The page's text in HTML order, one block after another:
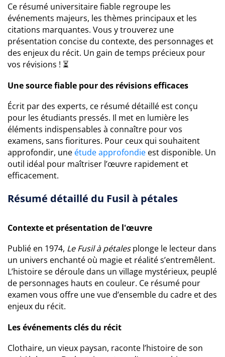
Ce résumé universitaire fiable regroupe les
événements majeurs, les thèmes principaux et les
citations marquantes. Vous y trouverez une
présentation concise du contexte, des personnages et
des enjeux du récit. Un gain de temps précieux pour
vos révisions ! ⏳
Une source fiable pour des révisions efficaces
Écrit par des experts, ce résumé détaillé est conçu
pour les étudiants pressés. Il met en lumière les
éléments indispensables à connaître pour vos
examens, sans fioritures. Pour ceux qui souhaitent
approfondir, une étude approfondie est disponible. Un
outil idéal pour maîtriser l’œuvre rapidement et
efficacement.
Résumé détaillé du Fusil à pétales
Contexte et présentation de l'œuvre
Publié en 1974, Le Fusil à pétalesplonge le lecteur dans
un univers enchanté où magie et réalité s’entremêlent.
L’histoire se déroule dans un village mystérieux, peuplé
de personnages hauts en couleur. Ce résumé pour
examen vous offre une vue d’ensemble du cadre et des
enjeux du récit.
Les événements clés du récit
Clothaire, un vieux paysan, raconte l’histoire de son